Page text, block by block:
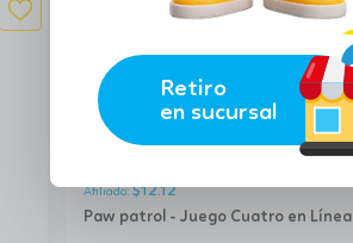
Retiro
en sucursal
Paw patrol - Juego Cuatro en Línea
$12.12